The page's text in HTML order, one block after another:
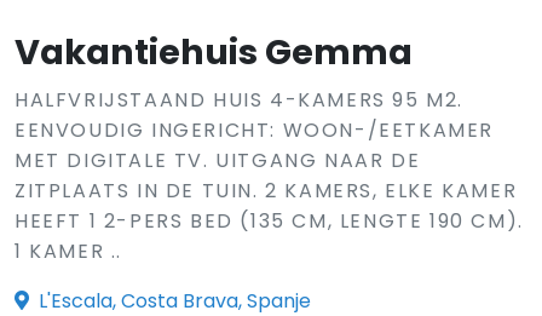
Vakantiehuis Gemma
HALFVRIJSTAAND HUIS 4-KAMERS 95 M2.
EENVOUDIG INGERICHT: WOON-/EETKAMER
MET DIGITALE TV. UITGANG NAAR DE
ZITPLAATS IN DE TUIN. 2 KAMERS, ELKE KAMER
HEEFT 1 2-PERS BED (135 CM, LENGTE 190 CM).
1 KAMER ..
L'Escala, Costa Brava, Spanje